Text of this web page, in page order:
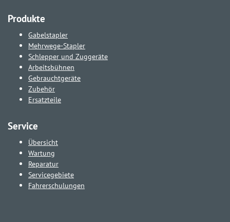
Produkte
Gabelstapler
Mehrwege-Stapler
Schlepper und Zuggeräte
Arbeitsbühnen
Gebrauchtgeräte
Zubehör
Ersatzteile
Service
Übersicht
Wartung
Reparatur
Servicegebiete
Fahrerschulungen